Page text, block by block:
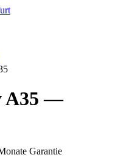
A35 —
Garantie